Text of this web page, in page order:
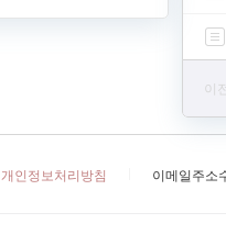
이
개인정보처리방침 이메일주소